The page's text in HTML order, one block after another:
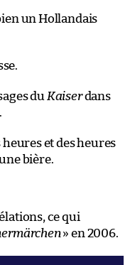
un Hollandais
du Kaiserdans
heures et des heures
bière.
ce qui
» en 2006.